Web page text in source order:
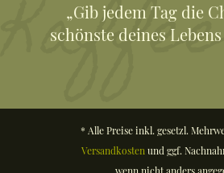
„Gib jedem Tag die
schönste deines
* Alle Preise inkl. gesetzl.
Versandkosten und ggf.